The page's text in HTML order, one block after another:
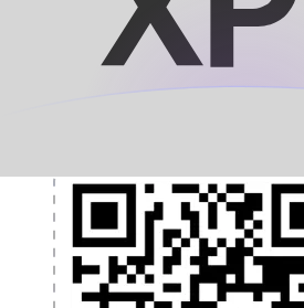
et la gestion de vos devises.
programmez des alertes de taux
l'argent à l'étranger sans frais